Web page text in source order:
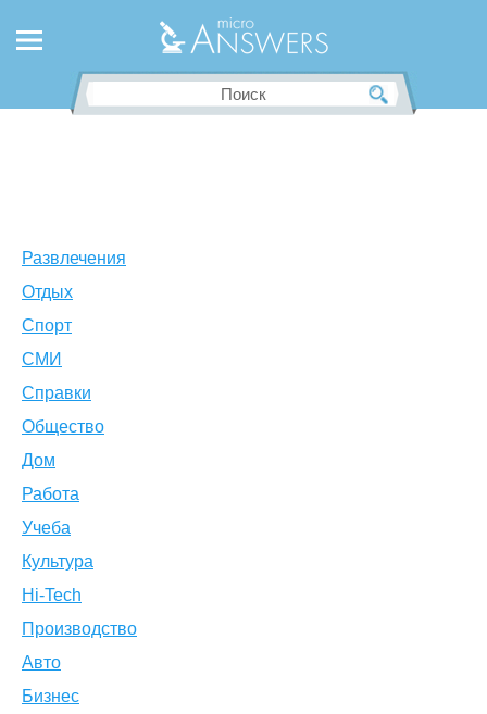
Развлечения
Отдых
Спорт
СМИ
Справки
Общество
Дом
Работа
Учеба
Культура
Hi-Tech
Производство
Авто
Бизнес